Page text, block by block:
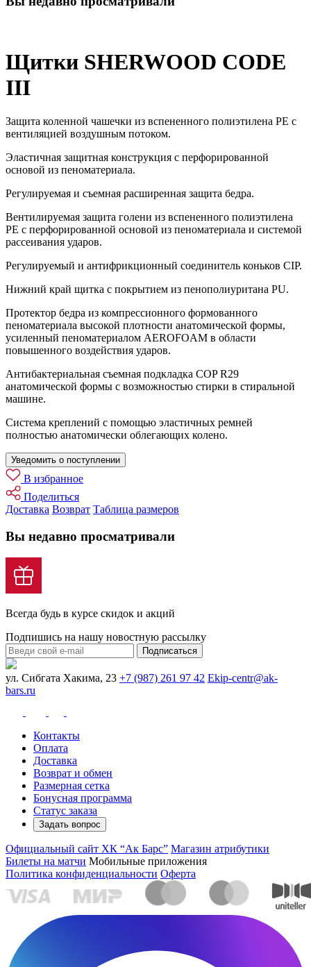
Щитки SHERWOOD CODE
III
Защита коленной чашечки из вспененного полиэтилена PE с
вентиляцией воздушным потоком.
Эластичная защитная конструкция с перфорированной
основой из пеноматериала.
Регулируемая и съемная расширенная защита бедра.
Вентилируемая защита голени из вспененного полиэтилена
PE с перфорированной основой из пеноматериала и системой
рассеивания ударов.
Регулируемый и антифрикционный соединитель коньков CIP.
Нижний край щитка с покрытием из пенополиуритана PU.
Протектор бедра из компрессионного формованного
пеноматериала высокой плотности анатомической формы,
усиленный пеноматериалом AEROFOAM в области
повышенного воздействия ударов.
Антибактериальная съемная подкладка COP R29
анатомической формы с возможностью стирки в стиральной
машине.
Система креплений с помощью эластичных ремней
полностью анатомически облегающих колено.
Уведомить о поступлении
В избранное
Поделиться
Доставка Возврат Таблица размеров
Вы недавно просматривали
Всегда будь в курсе скидок и акций
Подпишись на нашу новостную рассылку
Подписаться
ул. Сибгата Хакима, 23 +7 (987) 261 97 42 Ekip-centr@ak-
bars.ru
Контакты
Оплата
Доставка
Возврат и обмен
Размерная сетка
Бонусная программа
Статус заказа
Задать вопрос
Официальный сайт ХК “Ак Барс” Магазин атрибутики
Билеты на матчи Мобильные приложения
Политика конфиденциальности Оферта